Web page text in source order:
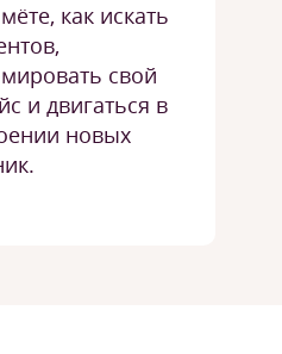
как искать
свой
и двигаться в
новых